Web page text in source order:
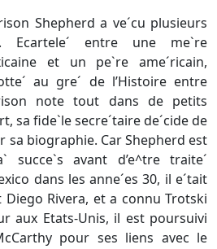
Shepherd a ve´cu plusieurs
Ecartele´ entre une me`re
et un pe`re ame´ricain,
au gre´ de l’Histoire entre
note tout dans de petits
sa fide`le secre´taire de´cide de
sa biographie. Car Shepherd est
succe`s avant d’e^tre traite´
dans les anne´es 30, il e´tait
Diego Rivera, et a connu Trotski
aux Etats-Unis, il est poursuivi
pour ses liens avec le